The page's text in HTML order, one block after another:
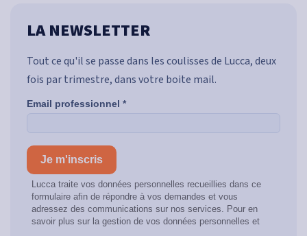
LA NEWSLETTER
Tout ce qu'il se passe dans les coulisses de Lucca, deux
fois par trimestre, dans votre boite mail.